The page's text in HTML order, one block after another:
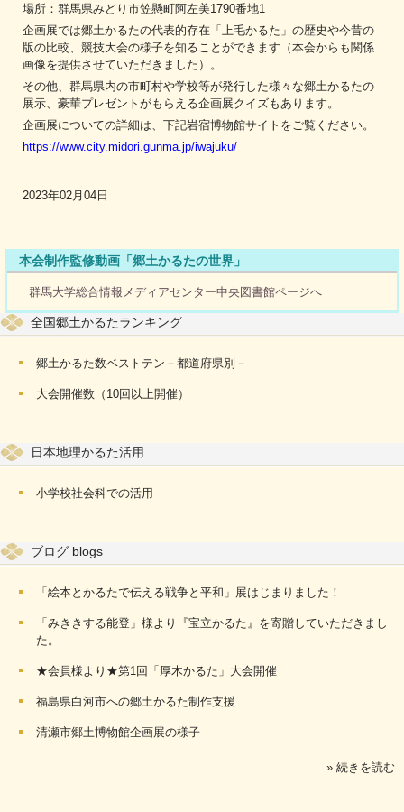
場所：群馬県みどり市笠懸町阿左美1790番地1
企画展では郷土かるたの代表的存在「上毛かるた」の歴史や今昔の
版の比較、競技大会の様子を知ることができます（本会からも関係
画像を提供させていただきました）。
その他、群馬県内の市町村や学校等が発行した様々な郷土かるたの
展示、豪華プレゼントがもらえる企画展クイズもあります。
企画展についての詳細は、下記岩宿博物館サイトをご覧ください。
https://www.city.midori.gunma.jp/iwajuku/
2023年02月04日
本会制作監修動画「郷土かるたの世界」
群馬大学総合情報メディアセンター中央図書館ページへ
全国郷土かるたランキング
郷土かるた数ベストテン－都道府県別－
大会開催数（10回以上開催）
日本地理かるた活用
小学校社会科での活用
ブログ blogs
「絵本とかるたで伝える戦争と平和」展はじまりました！
「みききする能登」様より『宝立かるた』を寄贈していただきまし
た。
★会員様より★第1回「厚木かるた」大会開催
福島県白河市への郷土かるた制作支援
清瀬市郷土博物館企画展の様子
» 続きを読む